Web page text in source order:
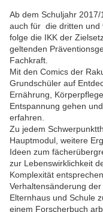
Ab dem Schuljahr
auch für die dritten und
folge die IKK der
geltenden
Fachkraft.
Mit den Comics der
Grundschüler auf
Ernährung,
Entspannung gehen
erfahren.
Zu jedem
Hauptmodul, weitere
Ideen zum
zur Lebenswirklichkeit
Komplexität
Verhaltensänderung
Elternhaus und Schule
einem Forscherbuch